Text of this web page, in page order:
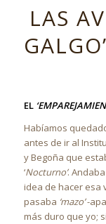
LAS
EL
Habíamos
antes de ir al
y Begoña que
‘Nocturno’.
idea de hacer esa
pasaba ‘mazo’-
más duro que yo;